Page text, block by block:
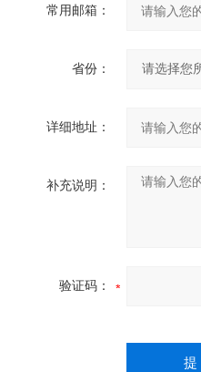
常用邮箱：
省份：
详细地址：
补充说明：
验证码：